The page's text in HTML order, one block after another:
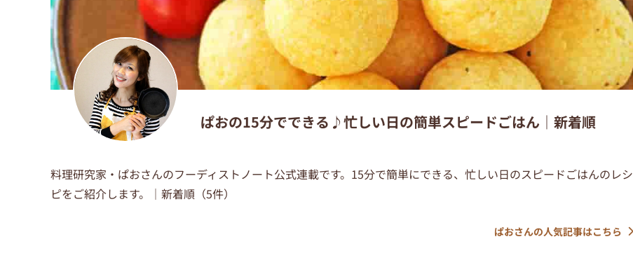
ぱおの15分でできる♪忙しい日の簡単スピードごはん｜新着順
料理研究家・ぱおさんのフーディストノート公式連載です。15分で簡単にできる、忙しい日のスピードごはんのレシ
ピをご紹介します。｜新着順（5件）
ぱおさんの人気記事はこちら